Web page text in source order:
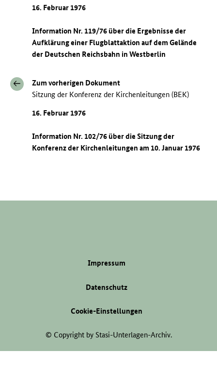
16. Februar 1976
Information Nr. 119/76 über die Ergebnisse der
Aufklärung einer Flugblattaktion auf dem Gelände
der Deutschen Reichsbahn in Westberlin
Zum vorherigen Dokument
Sitzung der Konferenz der Kirchenleitungen (BEK)
16. Februar 1976
Information Nr. 102/76 über die Sitzung der
Konferenz der Kirchenleitungen am 10. Januar 1976
Impressum
Datenschutz
Cookie-Einstellungen
© Copyright by Stasi-Unterlagen-Archiv.